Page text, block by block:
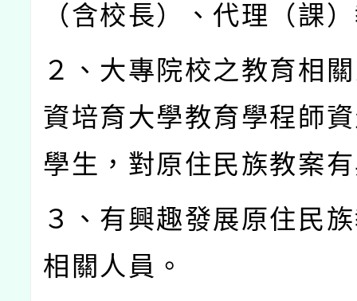
（含校長）、代理（課
２、大專院校之教育相
資培育大學教育學程師
學生，對原住民族教案
３、有興趣發展原住民
相關人員。